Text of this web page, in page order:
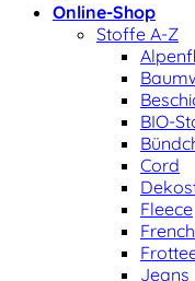
Online-Shop
Stoffe A-Z
BIO-
Cord
Fleece
Jeans